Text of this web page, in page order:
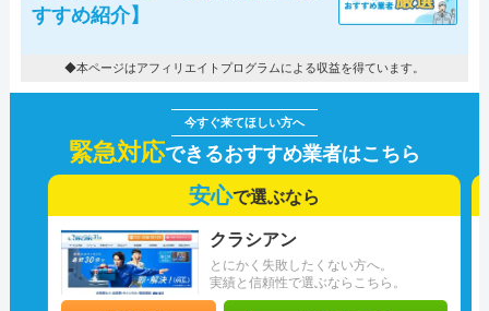
すすめ紹介】
◆本ページはアフィリエイトプログラムによる収益を得ています。
緊急対応できるおすすめ業者はこちら
安心で選ぶなら
とにかく失敗したくない方へ。
実績と信頼性で選ぶならこちら。
クラシアン